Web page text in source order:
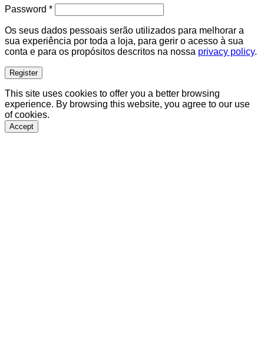
Password *Required
Os seus dados pessoais serão utilizados para melhorar a
sua experiência por toda a loja, para gerir o acesso à sua
conta e para os propósitos descritos na nossa privacy policy.
Register
This site uses cookies to offer you a better browsing
experience. By browsing this website, you agree to our use
of cookies.
Accept